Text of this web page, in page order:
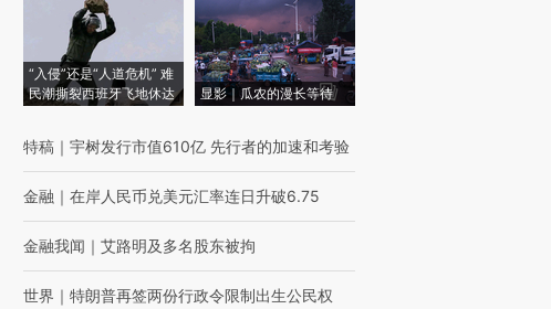
“入侵”还是“人道危机” 难
民潮撕裂西班牙飞地休达
显影｜瓜农的漫长等待
特稿 ｜ 宇树发行市值610亿 先行者的加速和考验
金融 ｜ 在岸人民币兑美元汇率连日升破6.75
金融我闻 ｜ 艾路明及多名股东被拘
世界 ｜ 特朗普再签两份行政令限制出生公民权